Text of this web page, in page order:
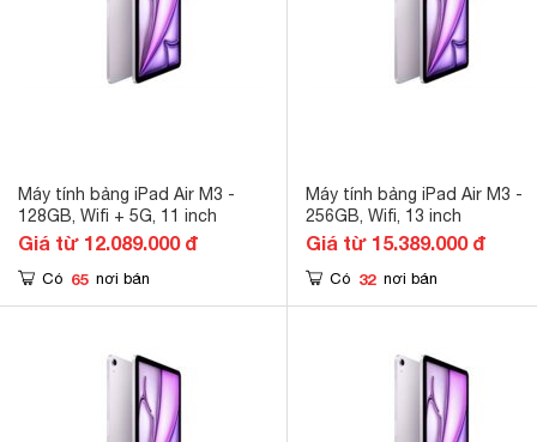
Máy tính bảng iPad Air M3 -
128GB, Wifi + 5G, 11 inch
Giá từ 12.089.000 đ
Có 65 nơi bán
Máy tính bảng iPad Air M3 -
256GB, Wifi, 13 inch
Giá từ 15.389.000 đ
Có 32 nơi bán